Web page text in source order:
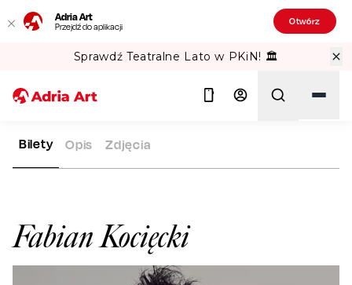
Adria Art
Przejdź do aplikacji Otwórz
Sprawdź Teatralne Lato w PKiN! 🏛️
ADRIA ART ARTYŚCI FABIAN KOCIĘCKI
Fabian Kocięcki
Bilety Opis Zdjęcia